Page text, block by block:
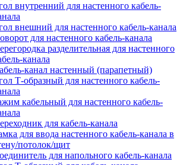
внутренний для настенного кабель-
внешний для настенного кабель-канала
для настенного кабель-канала
разделительная для настенного
канала
канал настенный (парапетный)
Т-образный для настенного кабель-
кабельный для настенного кабель-
для кабель-канала
для ввода настенного кабель-канала в
потолок/щит
для напольного кабель-канала